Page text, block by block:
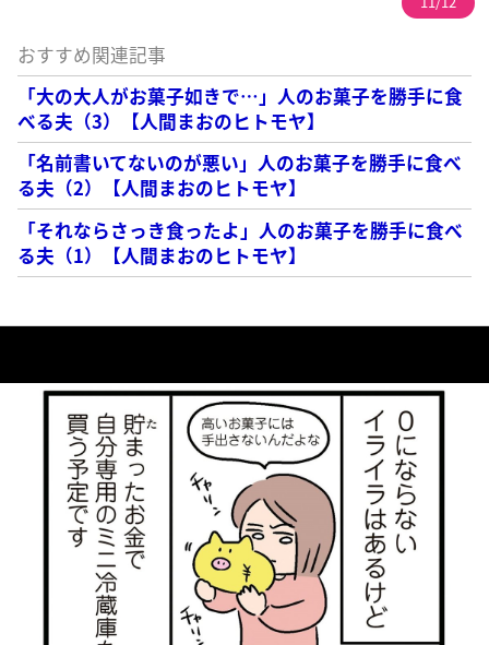
おすすめ関連記事
「大の大人がお菓子如きで…」人のお菓子を勝手に食
べる夫（3）【人間まおのヒトモヤ】
「名前書いてないのが悪い」人のお菓子を勝手に食べ
る夫（2）【人間まおのヒトモヤ】
「それならさっき食ったよ」人のお菓子を勝手に食べ
る夫（1）【人間まおのヒトモヤ】